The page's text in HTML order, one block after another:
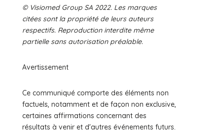
© Visiomed Group SA 2022. Les marques
citées sont la propriété de leurs auteurs
respectifs. Reproduction interdite même
partielle sans autorisation préalable.
Avertissement
Ce communiqué comporte des éléments non
factuels, notamment et de façon non exclusive,
certaines affirmations concernant des
résultats à venir et d'autres événements futurs.